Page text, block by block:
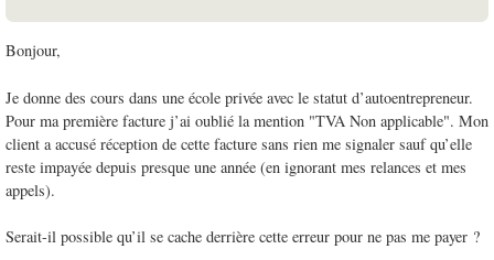
Bonjour,
Je donne des cours dans une école privée avec le statut d’autoentrepreneur.
Pour ma première facture j’ai oublié la mention "TVA Non applicable". Mon
client a accusé réception de cette facture sans rien me signaler sauf qu’elle
reste impayée depuis presque une année (en ignorant mes relances et mes
appels).
Serait-il possible qu’il se cache derrière cette erreur pour ne pas me payer ?